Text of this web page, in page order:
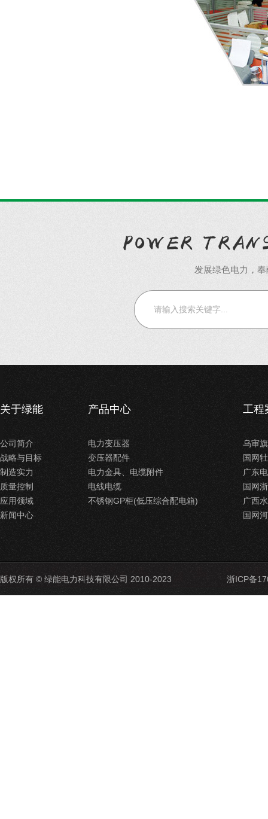
发展绿色电力，
关于绿能
公司简介
战略与目标
制造实力
质量控制
应用领域
新闻中心
产品中心
电力变压器
变压器配件
电力金具、电缆附件
电线电缆
不锈钢GP柜(低压综合配电箱)
工程
乌审
国网
广东
国网
广西
国网
版权所有 © 绿能电力科技有限公司 2010-2023 浙ICP备